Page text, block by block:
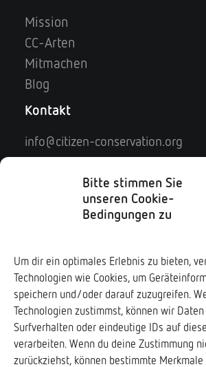
Bitte stimmen Sie
unseren Cookie-
Bedingungen zu
Um dir ein optimales Erlebnis zu bieten,
Technologien wie Cookies, um
speichern und/oder darauf zuzugreifen.
Technologien zustimmst, können wir
Surfverhalten oder eindeutige IDs auf
verarbeiten. Wenn du deine Zustimmung
zurückziehst, können bestimmte
Mission
CC-Arten
Mitmachen
Blog
Kontakt
info@citizen-conservation.org
Kontaktformular
Impressum
Datenschutz
Downloads ↓
Frogs & Friends e.V.